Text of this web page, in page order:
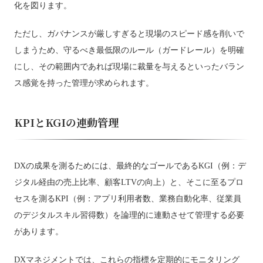
化を図ります。
ただし、ガバナンスが厳しすぎると現場のスピード感を削いで
しまうため、守るべき最低限のルール（ガードレール）を明確
にし、その範囲内であれば現場に裁量を与えるといったバラン
ス感覚を持った管理が求められます。
KPIとKGIの連動管理
DXの成果を測るためには、最終的なゴールであるKGI（例：デ
ジタル経由の売上比率、顧客LTVの向上）と、そこに至るプロ
セスを測るKPI（例：アプリ利用者数、業務自動化率、従業員
のデジタルスキル習得数）を論理的に連動させて管理する必要
があります。
DXマネジメントでは、これらの指標を定期的にモニタリング